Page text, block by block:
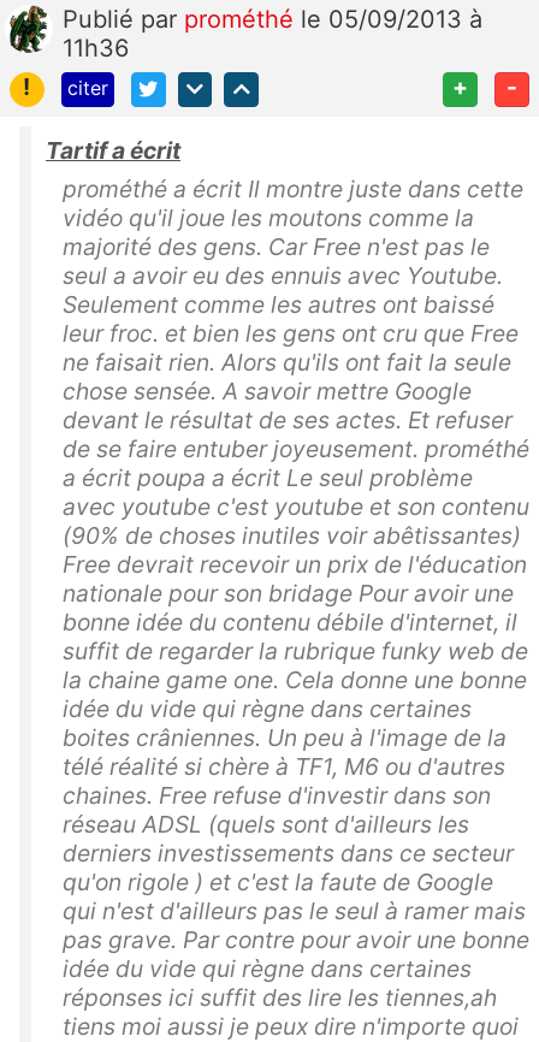
Publié par prométhé le 05/09/2013 à
11h36
!
citer + -
Tartif a écrit
prométhé a écrit Il montre juste dans cette
vidéo qu'il joue les moutons comme la
majorité des gens. Car Free n'est pas le
seul a avoir eu des ennuis avec Youtube.
Seulement comme les autres ont baissé
leur froc. et bien les gens ont cru que Free
ne faisait rien. Alors qu'ils ont fait la seule
chose sensée. A savoir mettre Google
devant le résultat de ses actes. Et refuser
de se faire entuber joyeusement. prométhé
a écrit poupa a écrit Le seul problème
avec youtube c'est youtube et son contenu
(90% de choses inutiles voir abêtissantes)
Free devrait recevoir un prix de l'éducation
nationale pour son bridage Pour avoir une
bonne idée du contenu débile d'internet, il
suffit de regarder la rubrique funky web de
la chaine game one. Cela donne une bonne
idée du vide qui règne dans certaines
boites crâniennes. Un peu à l'image de la
télé réalité si chère à TF1, M6 ou d'autres
chaines. Free refuse d'investir dans son
réseau ADSL (quels sont d'ailleurs les
derniers investissements dans ce secteur
qu'on rigole ) et c'est la faute de Google
qui n'est d'ailleurs pas le seul à ramer mais
pas grave. Par contre pour avoir une bonne
idée du vide qui règne dans certaines
réponses ici suffit des lire les tiennes,ah
tiens moi aussi je peux dire n'importe quoi